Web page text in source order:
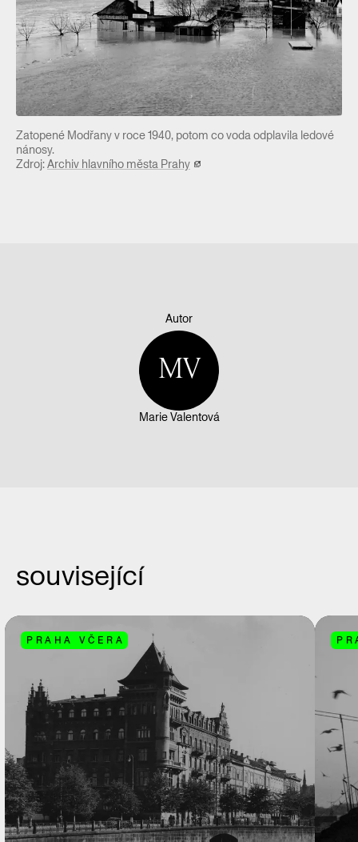
Zatopené Modřany v roce 1940, potom co voda odplavila ledové
nánosy.
Zdroj:Archiv hlavního města Prahy
Autor
MV
Marie Valentová
související
PRAHA VČERA